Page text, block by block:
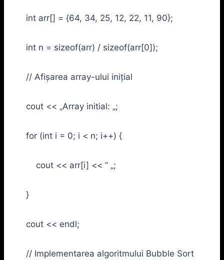
int arr[] = {64, 34, 25, 12, 22, 11, 90};
int n = sizeof(arr) / sizeof(arr[0]);
// Afișarea array-ului inițial
cout << „Array initial: „;
for (int i = 0; i < n; i++) {
cout << arr[i] << ” „;
}
cout << endl;
// Implementarea algoritmului Bubble Sort